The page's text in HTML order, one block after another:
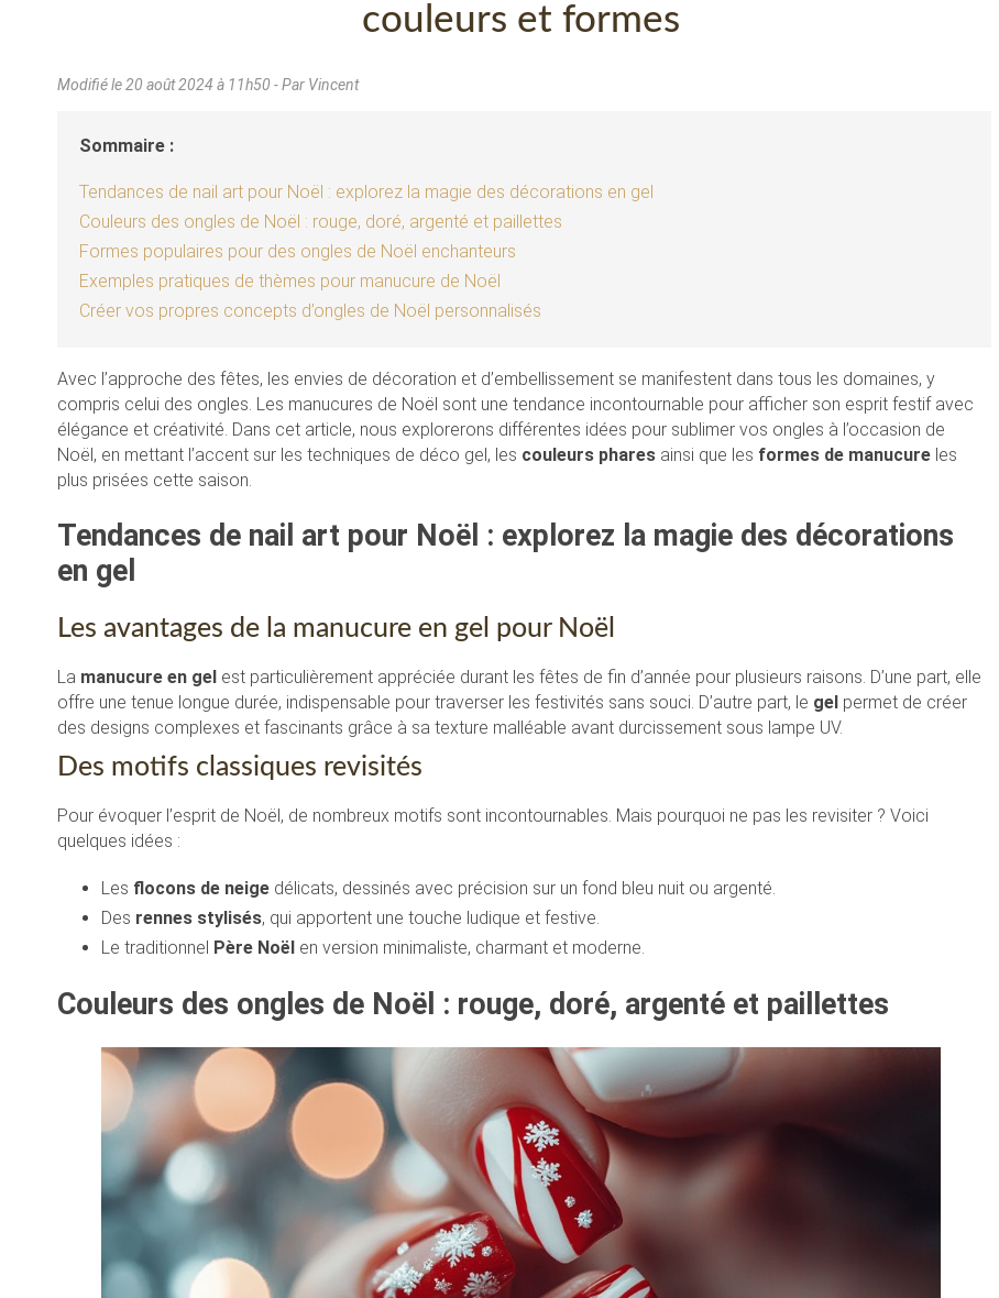
couleurs et formes
Modifié le20 août 2024 à 11h50 - Par Vincent
Sommaire :
Tendances de nail art pour Noël : explorez la magie des décorations en gel
Couleurs des ongles de Noël : rouge, doré, argenté et paillettes
Formes populaires pour des ongles de Noël enchanteurs
Exemples pratiques de thèmes pour manucure de Noël
Créer vos propres concepts d’ongles de Noël personnalisés
Avec l’approche des fêtes, les envies de décoration et d’embellissement se manifestent dans tous les domaines, y
compris celui des ongles. Les manucures de Noël sont une tendance incontournable pour afficher son esprit festif avec
élégance et créativité. Dans cet article, nous explorerons différentes idées pour sublimer vos ongles à l’occasion de
Noël, en mettant l’accent sur les techniques de déco gel, les couleurs phares ainsi que les formes de manucure les
plus prisées cette saison.
Tendances de nail art pour Noël : explorez la magie des décorations
en gel
Les avantages de la manucure en gel pour Noël
La manucure en gel est particulièrement appréciée durant les fêtes de fin d’année pour plusieurs raisons. D’une part, elle
offre une tenue longue durée, indispensable pour traverser les festivités sans souci. D’autre part, le gel permet de créer
des designs complexes et fascinants grâce à sa texture malléable avant durcissement sous lampe UV.
Des motifs classiques revisités
Pour évoquer l’esprit de Noël, de nombreux motifs sont incontournables. Mais pourquoi ne pas les revisiter ? Voici
quelques idées :
Les flocons de neige délicats, dessinés avec précision sur un fond bleu nuit ou argenté.
Des rennes stylisés, qui apportent une touche ludique et festive.
Le traditionnel Père Noël en version minimaliste, charmant et moderne.
Couleurs des ongles de Noël : rouge, doré, argenté et paillettes